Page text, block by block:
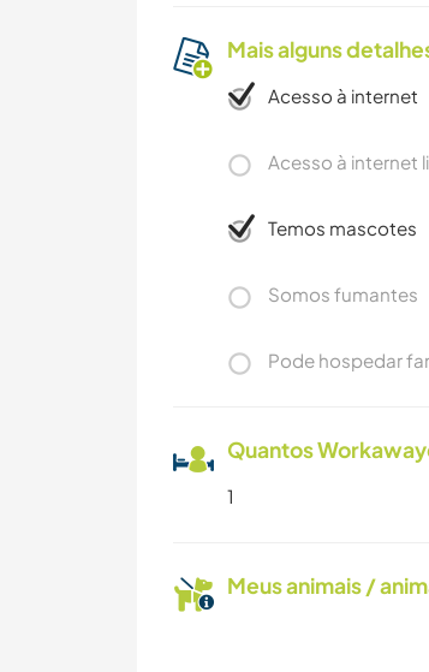
Mais alguns
Acesso à internet
Acesso à internet
Temos mascotes
Somos fumantes
Pode hospedar
Quantos
1
Meus animais /